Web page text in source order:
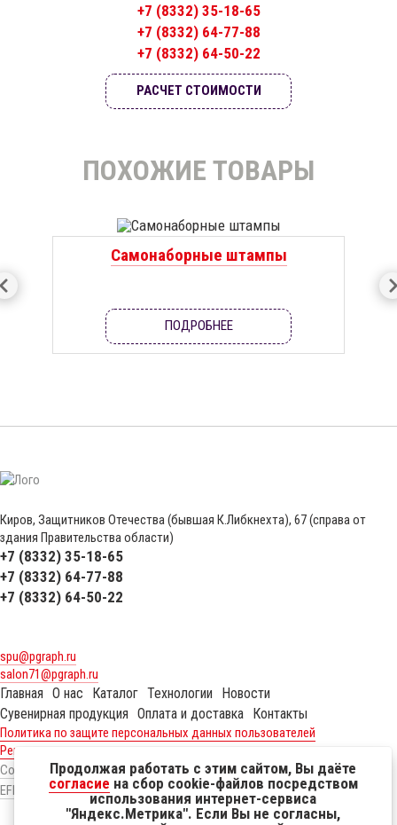
+7 (8332) 35-18-65
+7 (8332) 64-77-88
+7 (8332) 64-50-22
РАСЧЕТ СТОИМОСТИ
ПОХОЖИЕ ТОВАРЫ
Самонаборные штампы
ПОДРОБНЕЕ
Киров, Защитников Отечества (бывшая К.Либкнехта), 67 (справа от
здания Правительства области)
+7 (8332) 35-18-65
+7 (8332) 64-77-88
+7 (8332) 64-50-22
spu@pgraph.ru
salon71@pgraph.ru
Главная О нас Каталог Технологии
Новости
Сувенирная продукция Оплата и доставка Контакты
Политика по защите персональных данных пользователей
Реквизиты
Создание сайтов
EFFECT.SU
Продолжая работать с этим сайтом, Вы даёте
согласие на сбор cookie-файлов посредством
использования интернет-сервиса
"Яндекс.Метрика". Если Вы не согласны,